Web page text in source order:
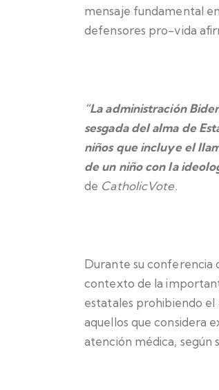
mensaje fundamental
defensores pro-vida
“La administración
sesgada del alma de
niños que incluye el
de un niño con la
de CatholicVote.
Durante su conferencia
contexto de la
estatales prohibiendo
aquellos que considera
atención médica, según